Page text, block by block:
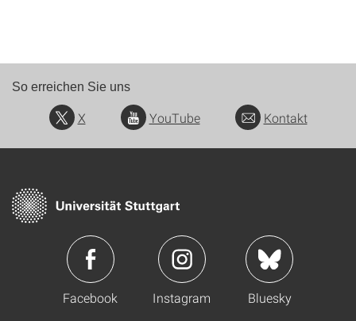
So erreichen Sie uns
X YouTube Kontakt
Facebook Instagram Bluesky